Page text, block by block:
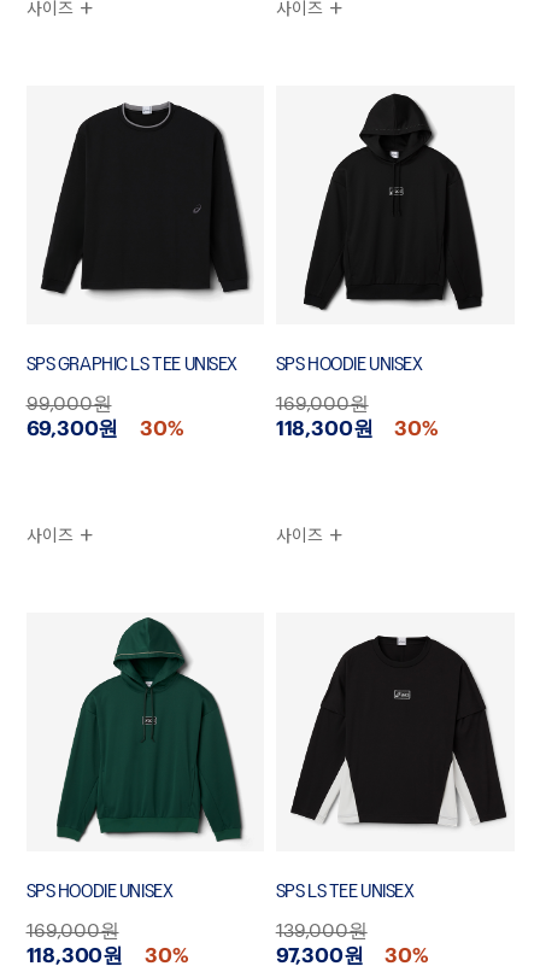
사이즈 사이즈
SPS GRAPHIC LS TEE UNISEX
99,000원
69,300원 30%
사이즈
SPS HOODIE UNISEX
169,000원
118,300원 30%
사이즈
SPS HOODIE UNISEX
169,000원
118,300원 30%
SPS LS TEE UNISEX
139,000원
97,300원 30%